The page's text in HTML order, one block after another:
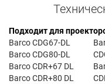
Подходит для
Barco CDG67-DL
Barco CDG80-DL
Barco CDR+67 DL
Barco CDR+80 DL